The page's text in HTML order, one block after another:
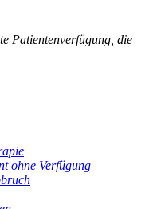
Patientenverfügung, die
ohne Verfügung